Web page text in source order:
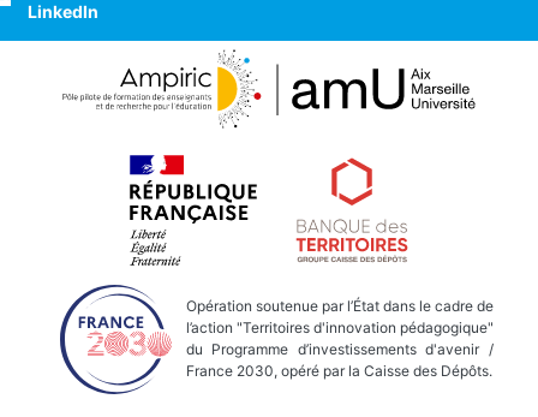
LinkedIn
Opération soutenue par l’État dans le cadre de
l’action "Territoires d'innovation pédagogique"
du Programme d’investissements d'avenir /
France 2030, opéré par la Caisse des Dépôts.